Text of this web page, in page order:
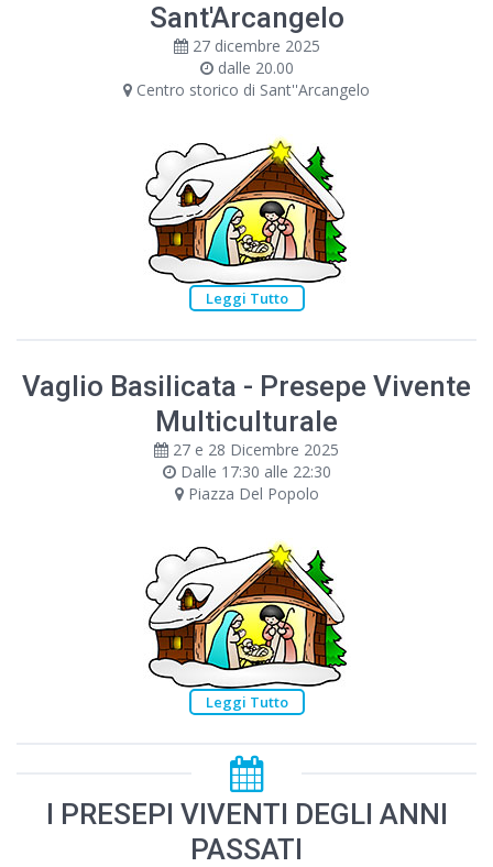
Sant'Arcangelo
27 dicembre 2025
dalle 20.00
Centro storico di Sant''Arcangelo
Leggi Tutto
Vaglio Basilicata - Presepe Vivente
Multiculturale
27 e 28 Dicembre 2025
Dalle 17:30 alle 22:30
Piazza Del Popolo
Leggi Tutto
I PRESEPI VIVENTI DEGLI ANNI
PASSATI